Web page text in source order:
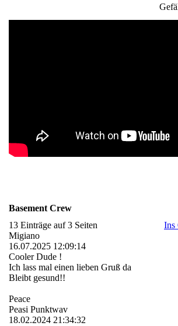
Basement Crew
13 Einträge auf 3 Seiten
Ins
Migiano
16.07.2025 12:09:14
Cooler Dude !
Ich lass mal einen lieben Gruß da
Bleibt gesund!!
Peace
Peasi Punktwav
18.02.2024 21:34:32